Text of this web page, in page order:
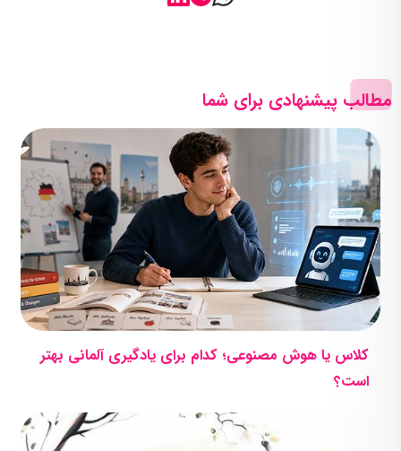
مطالب پیشنهادی برای شما
کلاس یا هوش مصنوعی؛ کدام برای یادگیری آلمانی بهتر
است؟